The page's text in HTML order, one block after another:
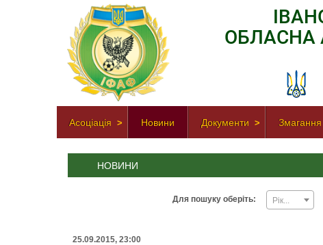
ОБЛАСНА
Асоціація Новини Документи Змагання
НОВИНИ
Для пошуку оберіть: Рік...
25.09.2015, 23:00